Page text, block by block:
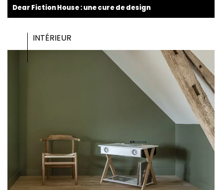
Dear Fiction House : une cure de design
INTÉRIEUR